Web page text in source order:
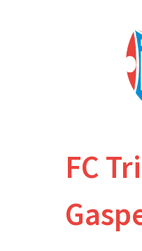
FC